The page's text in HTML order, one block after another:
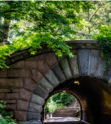
Klimat
Landsbygd
Livsstil &
Mat & jordbruk
Skog
471 ARTIKLAR
Kemikalier
1492 ARTIKLAR
Klimat
252 ARTIKLAR
Landsbygd